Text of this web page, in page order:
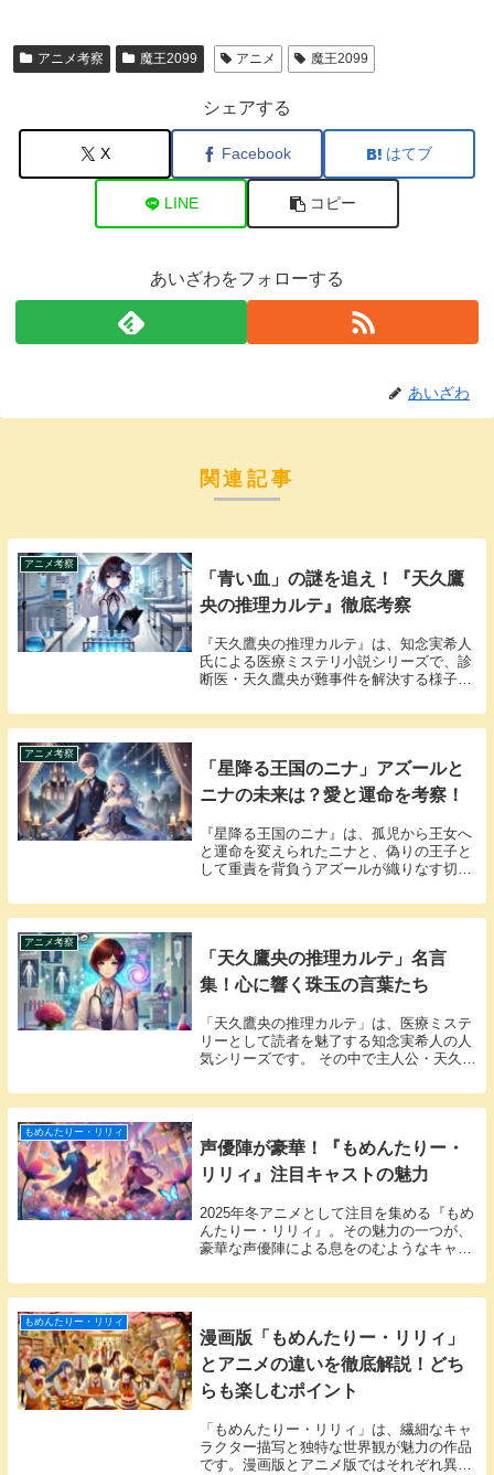
アニメ考察 魔王2099 アニメ 魔王2099
シェアする
X Facebook はてブ
LINE コピー
あいざわをフォローする
あいざわ
関連記事
アニメ考察
「青い血」の謎を追え！『天久鷹
央の推理カルテ』徹底考察
『天久鷹央の推理カルテ』は、知念実希人
氏による医療ミステリ小説シリーズで、診
断医・天久鷹央が難事件を解決する様子を
が「青い血」というエピソードです。タイ
トルから想像される医学的謎と物語の中に
アニメ考察
「星降る王国のニナ」アズールと
ニナの未来は？愛と運命を考察！
『星降る王国のニナ』は、孤児から王女へ
と運命を変えられたニナと、偽りの王子と
して重責を背負うアズールが織りなす切な
来は、フォルトナ王国やガルガダ王国との
政略や、2人の心の葛藤が複雑に絡み合う
アニメ考察
「天久鷹央の推理カルテ」名言
集！心に響く珠玉の言葉たち
「天久鷹央の推理カルテ」は、医療ミステ
リーとして読者を魅了する知念実希人の人
気シリーズです。 その中で主人公・天久鷹
り、時に読者の心を揺さぶります。 この記
事では、「天久鷹央の推理カルテ」シリー
もめんたりー・リリィ
声優陣が豪華！『もめんたりー・
リリィ』注目キャストの魅力
2025年冬アニメとして注目を集める『もめ
んたりー・リリィ』。その魅力の一つが、
豪華な声優陣による息をのむようなキャラ
ぐみさん、若山詩音さんなど、実力派声優
が勢ぞろいし、物語の世界観を一層引き立
もめんたりー・リリィ
漫画版「もめんたりー・リリィ」
とアニメの違いを徹底解説！どち
らも楽しむポイント
「もめんたりー・リリィ」は、繊細なキャ
ラクター描写と独特な世界観が魅力の作品
です。漫画版とアニメ版ではそれぞれ異な